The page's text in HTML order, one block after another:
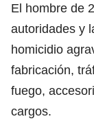
El hombre de
autoridades y
homicidio
fabricación,
fuego,
cargos.